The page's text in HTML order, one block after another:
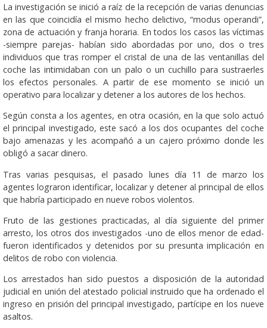
La investigación se inició a raíz de la recepción de varias denuncias
en las que coincidía el mismo hecho delictivo, “modus operandi”,
zona de actuación y franja horaria. En todos los casos las víctimas
-siempre parejas- habían sido abordadas por uno, dos o tres
individuos que tras romper el cristal de una de las ventanillas del
coche las intimidaban con un palo o un cuchillo para sustraerles
los efectos personales. A partir de ese momento se inició un
operativo para localizar y detener a los autores de los hechos.
Según consta a los agentes, en otra ocasión, en la que solo actuó
el principal investigado, este sacó a los dos ocupantes del coche
bajo amenazas y les acompañó a un cajero próximo donde les
obligó a sacar dinero.
Tras varias pesquisas, el pasado lunes día 11 de marzo los
agentes lograron identificar, localizar y detener al principal de ellos
que habría participado en nueve robos violentos.
Fruto de las gestiones practicadas, al día siguiente del primer
arresto, los otros dos investigados -uno de ellos menor de edad-
fueron identificados y detenidos por su presunta implicación en
delitos de robo con violencia.
Los arrestados han sido puestos a disposición de la autoridad
judicial en unión del atestado policial instruido que ha ordenado el
ingreso en prisión del principal investigado, partícipe en los nueve
asaltos. ​